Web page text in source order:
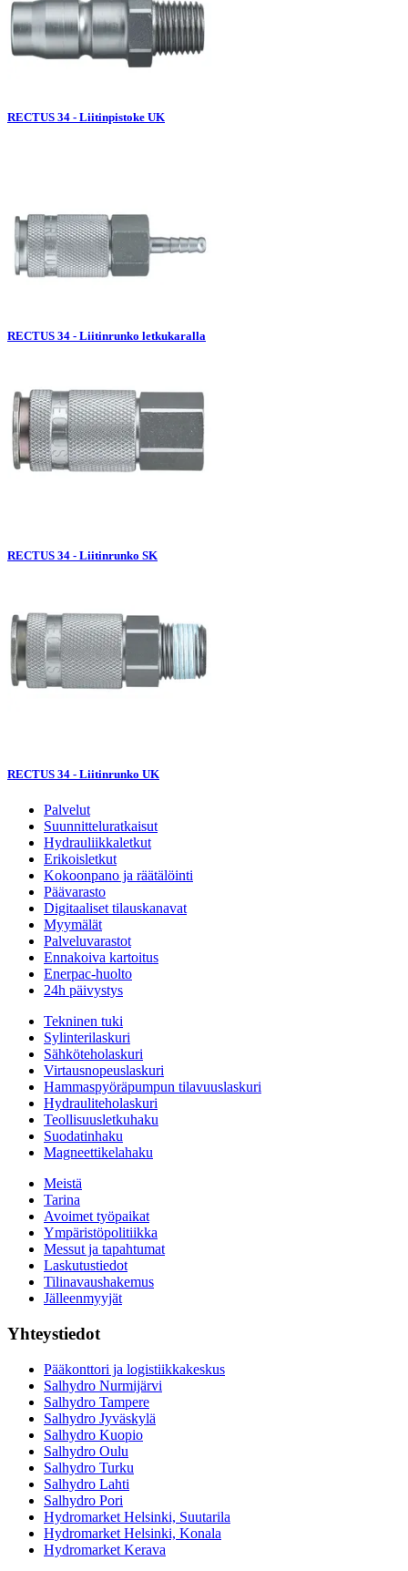
RECTUS 34 - Liitinpistoke UK
RECTUS 34 - Liitinrunko letkukaralla
RECTUS 34 - Liitinrunko SK
RECTUS 34 - Liitinrunko UK
Palvelut
Suunnitteluratkaisut
Hydrauliikkaletkut
Erikoisletkut
Kokoonpano ja räätälöinti
Päävarasto
Digitaaliset tilauskanavat
Myymälät
Palveluvarastot
Ennakoiva kartoitus
Enerpac-huolto
24h päivystys
Tekninen tuki
Sylinterilaskuri
Sähköteholaskuri
Virtausnopeuslaskuri
Hammaspyöräpumpun tilavuuslaskuri
Hydrauliteholaskuri
Teollisuusletkuhaku
Suodatinhaku
Magneettikelahaku
Meistä
Tarina
Avoimet työpaikat
Ympäristöpolitiikka
Messut ja tapahtumat
Laskutustiedot
Tilinavaushakemus
Jälleenmyyjät
Yhteystiedot
Pääkonttori ja logistiikkakeskus
Salhydro Nurmijärvi
Salhydro Tampere
Salhydro Jyväskylä
Salhydro Kuopio
Salhydro Oulu
Salhydro Turku
Salhydro Lahti
Salhydro Pori
Hydromarket Helsinki, Suutarila
Hydromarket Helsinki, Konala
Hydromarket Kerava